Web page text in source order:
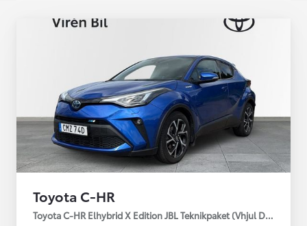
Toyota C-HR
Toyota C-HR Elhybrid X Edition JBL Teknikpaket (Vhjul Drag)